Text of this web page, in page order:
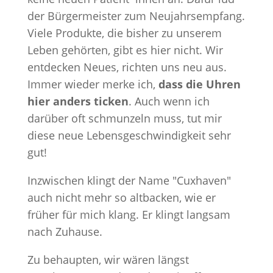
der Bürgermeister zum Neujahrsempfang.
Viele Produkte, die bisher zu unserem
Leben gehörten, gibt es hier nicht. Wir
entdecken Neues, richten uns neu aus.
Immer wieder merke ich, dass die Uhren
hier anders ticken. Auch wenn ich
darüber oft schmunzeln muss, tut mir
diese neue Lebensgeschwindigkeit sehr
gut!
Inzwischen klingt der Name "Cuxhaven"
auch nicht mehr so altbacken, wie er
früher für mich klang. Er klingt langsam
nach Zuhause.
Zu behaupten, wir wären längst